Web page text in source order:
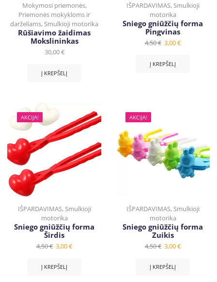
Mokymosi priemonės,
Priemonės mokykloms ir
darželiams,Smulkioji motorika
Rūšiavimo žaidimas
Mokslininkas
30,00€
Į KREPŠELĮ
IŠPARDAVIMAS,Smulkioji
motorika
Sniego gniūžčių forma
Pingvinas
4,50€ 3,00€
Į KREPŠELĮ
AKCIJA!
IŠPARDAVIMAS, Smulkioji
motorika
Sniego gniūžčių forma
Širdis
4,50€ 3,00€
Į KREPŠELĮ
AKCIJA!
IŠPARDAVIMAS, Smulkioji
motorika
Sniego gniūžčių forma
Zuikis
4,50€ 3,00€
Į KREPŠELĮ